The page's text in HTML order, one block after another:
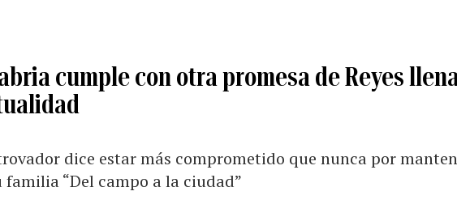
cumple con otra promesa de Reyes
dice estar más comprometido que nunca por
familia “Del campo a la ciudad”